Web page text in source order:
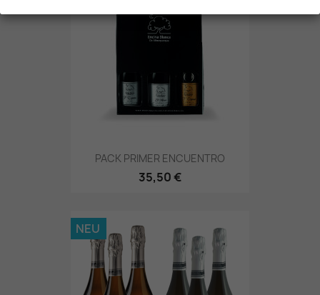
PACK PRIMER ENCUENTRO
35,50 €
NEU